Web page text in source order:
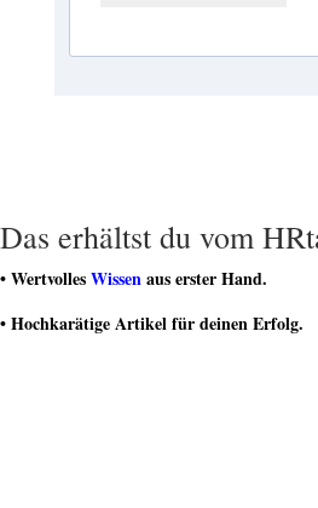
Das erhältst du vom
• WertvollesWissenaus erster Hand.
• Hochkarätige Artikel für deinen Erfolg.